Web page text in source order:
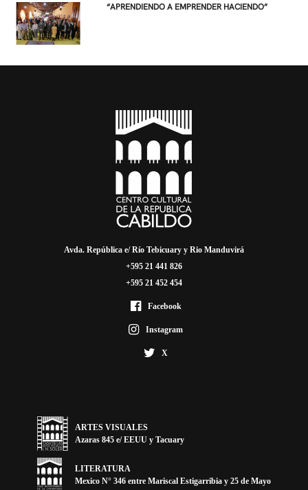
“APRENDIENDO A EMPRENDER HACIENDO”
Avda. República e/ Río Tebicuary y Rio Manduvirá
+595 21 441 826
+595 21 452 454
Facebook
Instagram
X
ARTES VISUALES
Azaras 845 e/ EEUU y Tacuary
LITERATURA
Mexico N° 346 entre Mariscal Estigarribia y 25 de Mayo